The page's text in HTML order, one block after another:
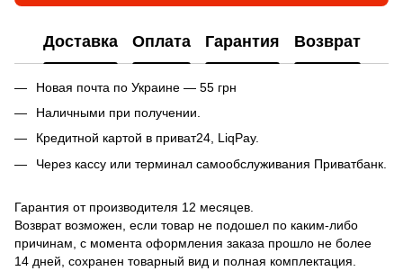
Доставка Оплата Гарантия Возврат
Новая почта по Украине — 55 грн
Наличными при получении.
Кредитной картой в приват24, LiqPay.
Через кассу или терминал самообслуживания Приватбанк.
Гарантия от производителя 12 месяцев.
Возврат возможен, если товар не подошел по каким-либо
причинам, с момента оформления заказа прошло не более
14 дней, сохранен товарный вид и полная комплектация.